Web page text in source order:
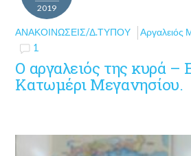
2019
ΑΝΑΚΟΙΝΏΣΕΙΣ/Δ.ΤΎΠΟΥ
Αργαλειός
1
Ο αργαλειός της κυρά –
Κατωμέρι Μεγανησίου.